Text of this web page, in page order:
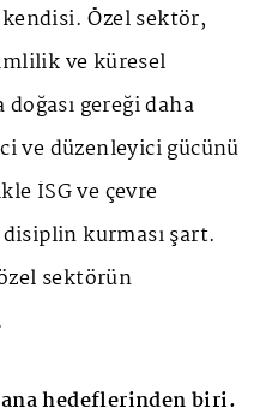
Özel sektör,
ve küresel
gereği daha
ve düzenleyici gücünü
İSG ve çevre
kurması şart.
sektörün
hedeflerinden biri.